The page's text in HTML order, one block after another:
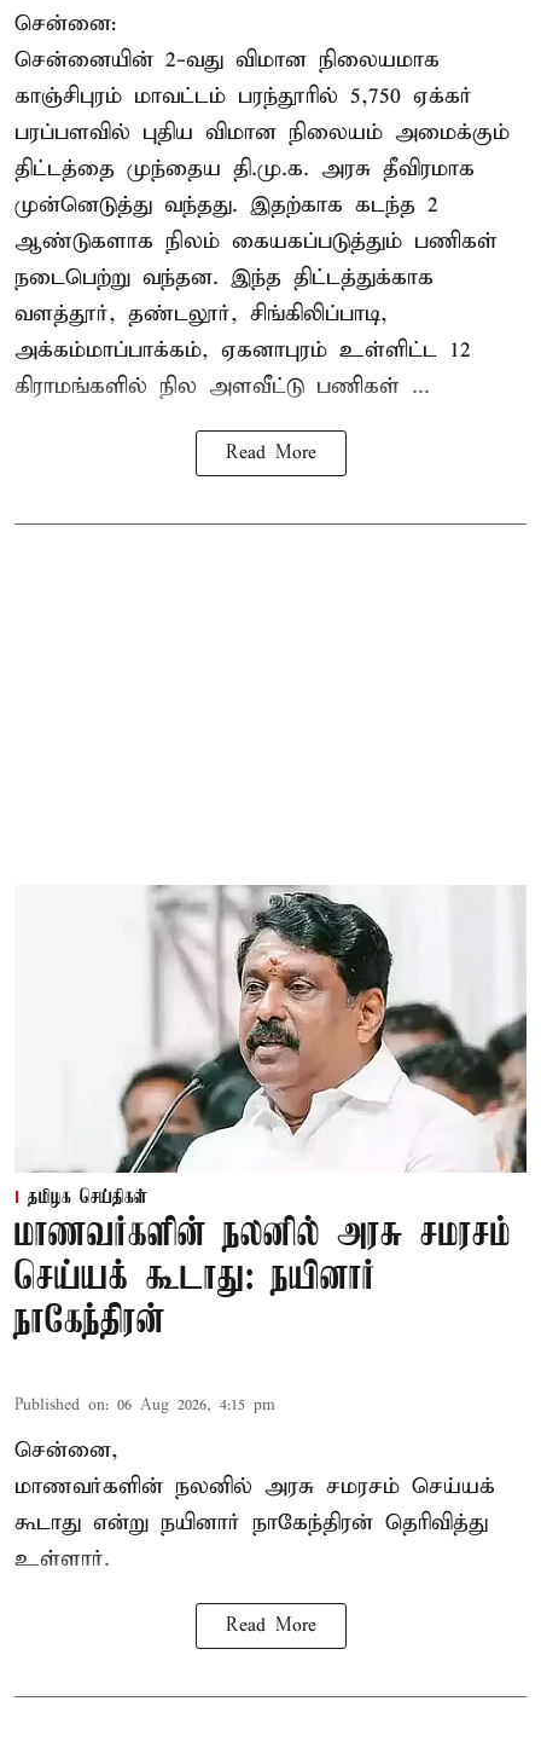
சென்னை:
சென்னையின் 2-வது விமான நிலையமாக
காஞ்சிபுரம் மாவட்டம் பரந்தூரில் 5,750 ஏக்கர்
பரப்பளவில் புதிய விமான நிலையம் அமைக்கும்
திட்டத்தை முந்தைய தி.மு.க. அரசு தீவிரமாக
முன்னெடுத்து வந்தது. இதற்காக கடந்த 2
ஆண்டுகளாக நிலம் கையகப்படுத்தும் பணிகள்
நடைபெற்று வந்தன. இந்த திட்டத்துக்காக
வளத்தூர், தண்டலூர், சிங்கிலிப்பாடி,
அக்கம்மாப்பாக்கம், ஏகனாபுரம் உள்ளிட்ட 12
கிராமங்களில் நில அளவீட்டு பணிகள் ...
Read More
தமிழக செய்திகள்
மாணவர்களின் நலனில் அரசு சமரசம்
செய்யக் கூடாது: நயினார்
நாகேந்திரன்
Published on: 06 Aug 2026, 4:15 pm
சென்னை,
மாணவர்களின் நலனில் அரசு சமரசம் செய்யக்
கூடாது என்று நயினார் நாகேந்திரன் தெரிவித்து
உள்ளார்.
Read More